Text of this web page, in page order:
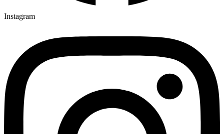
Instagram